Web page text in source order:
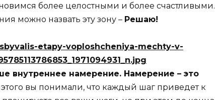
более целостными и более счастливыми.
можно назвать эту зону – Решаю!
внутреннее намерение. Намерение – это
вы понимали, что каждый шаг приведет к